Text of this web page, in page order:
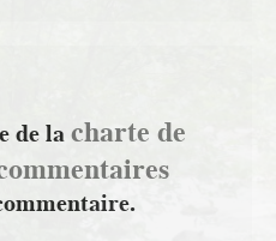
de lacharte de